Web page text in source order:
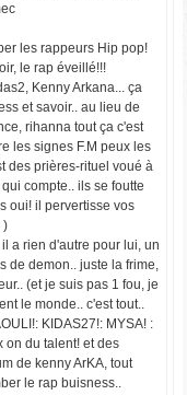
les rappeurs Hip pop!
le rap éveillé!!!
Kenny Arkana... ça
et savoir.. au lieu de
rihanna tout ça c'est
les signes F.M peux les
des prières-rituel voué à
compte.. ils se foutte
oui! il pervertisse vos
)
a rien d'autre pour lui, un
de demon.. juste la frime,
(et je suis pas 1 fou, je
le monde.. c'est tout..
KIDAS27!: MYSA! :
on du talent! et des
de kenny ArKA, tout
le rap buisness..